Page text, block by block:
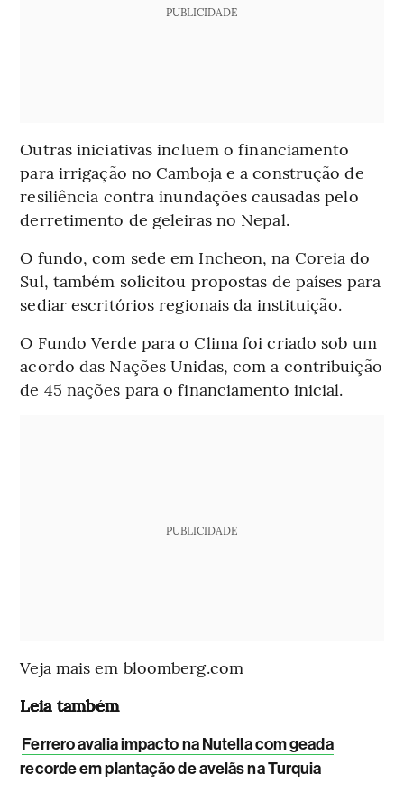
PUBLICIDADE
Outras iniciativas incluem o financiamento
para irrigação no Camboja e a construção de
resiliência contra inundações causadas pelo
derretimento de geleiras no Nepal.
O fundo, com sede em Incheon, na Coreia do
Sul, também solicitou propostas de países para
sediar escritórios regionais da instituição.
O Fundo Verde para o Clima foi criado sob um
acordo das Nações Unidas, com a contribuição
de 45 nações para o financiamento inicial.
PUBLICIDADE
Veja mais em bloomberg.com
Leia também
Ferrero avalia impacto na Nutella com geada
recorde em plantação de avelãs na Turquia